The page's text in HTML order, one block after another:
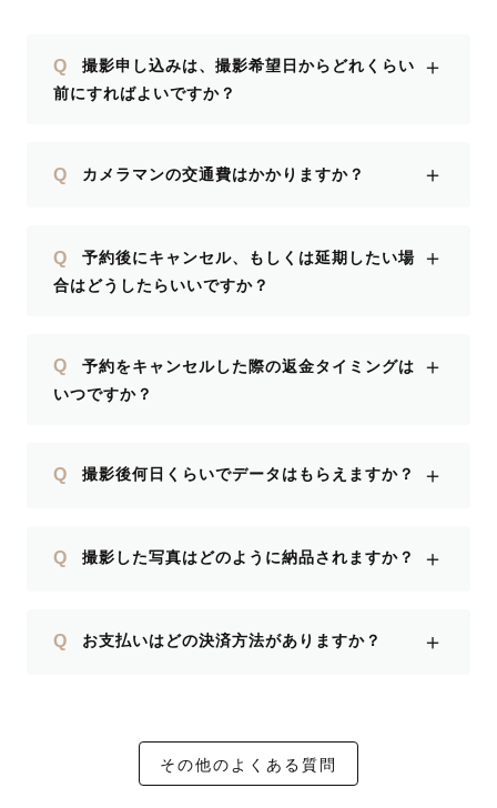
Q
撮影申し込みは、撮影希望日からどれくらい
前にすればよいですか？
＋
Q カメラマンの交通費はかかりますか？ ＋
Q
予約後にキャンセル、もしくは延期したい場
合はどうしたらいいですか？
＋
Q
予約をキャンセルした際の返金タイミングは
いつですか？
＋
Q 撮影後何日くらいでデータはもらえますか？ ＋
Q 撮影した写真はどのように納品されますか？ ＋
Q お支払いはどの決済方法がありますか？ ＋
その他のよくある質問